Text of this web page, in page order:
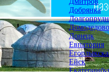
Добрянка
Домодедово
Донецк
Евпатория
Ейск